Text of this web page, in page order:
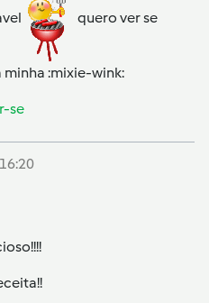
quero ver se
:mixie-wink:
se